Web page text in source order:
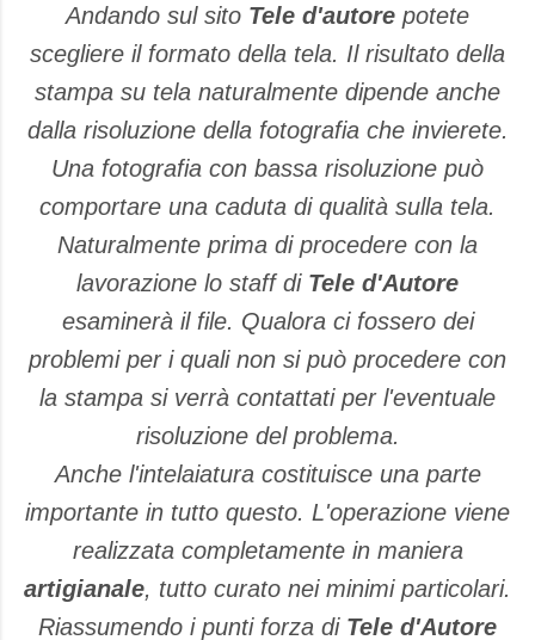
Andando sul sito Tele d'autore potete
scegliere il formato della tela. Il risultato della
stampa su tela naturalmente dipende anche
dalla risoluzione della fotografia che invierete.
Una fotografia con bassa risoluzione può
comportare una caduta di qualità sulla tela.
Naturalmente prima di procedere con la
lavorazione lo staff di Tele d'Autore
esaminerà il file. Qualora ci fossero dei
problemi per i quali non si può procedere con
la stampa si verrà contattati per l'eventuale
risoluzione del problema.
Anche l'intelaiatura costituisce una parte
importante in tutto questo. L'operazione viene
realizzata completamente in maniera
artigianale, tutto curato nei minimi particolari.
Riassumendo i punti forza di Tele d'Autore